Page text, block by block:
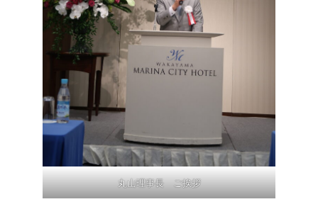
丸山理事長 ご挨拶